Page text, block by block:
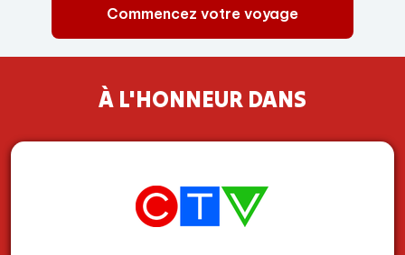
Commencez votre voyage
À L'HONNEUR DANS